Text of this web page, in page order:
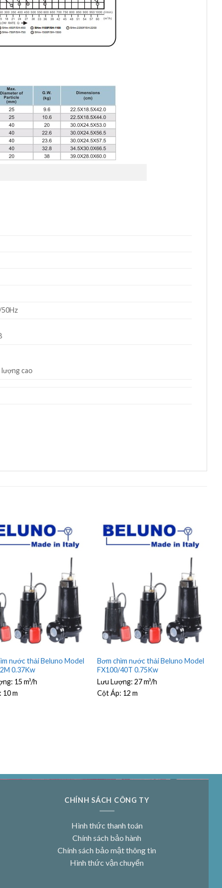
lượng cao
nước thải Beluno Model
0.37Kw
15 m³/h
10 m
Bơm chìm nước thải Beluno Model
FX100/40T 0.75Kw
Lưu Lượng:27 m³/h
Cột Áp: 12 m
CHÍNH SÁCH CÔNG TY
Hình thức thanh toán
Chính sách bảo hành
Chính sách bảo mật thông tin
Hình thức vận chuyển